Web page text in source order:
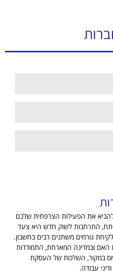
הביא את הפעילות הצרפתית שלכם
, התרחבות לשוק חדש היא צעד
גורמים משתנים רבים בחשבון.
האם ובמדינה המארחת, התמודדות
מס במקור, השלכות של העסקת
עבודה.